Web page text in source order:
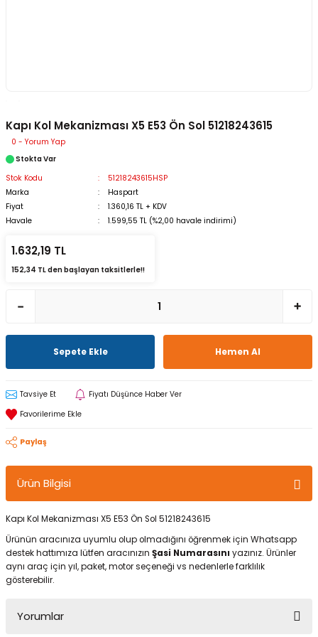
Kapı Kol Mekanizması X5 E53 Ön Sol 51218243615
0 - Yorum Yap
Stokta Var
Stok Kodu
51218243615HSP
Marka
Haspart
Fiyat
1.360,16 TL + KDV
Havale
1.599,55 TL (%2,00 havale indirimi)
1.632,19 TL
152,34 TL den başlayan taksitlerle!!
Sepete Ekle Hemen Al
Tavsiye Et Fiyatı Düşünce Haber Ver
Paylaş
Ürün Bilgisi
Kapı Kol Mekanizması X5 E53 Ön Sol 51218243615
Ürünün aracınıza uyumlu olup olmadığını öğrenmek için Whatsapp
destek hattımıza lütfen aracınızın Şasi Numarasını yazınız. Ürünler
aynı araç için yıl, paket, motor seçeneği vs nedenlerle farklılık
gösterebilir.
Yorumlar